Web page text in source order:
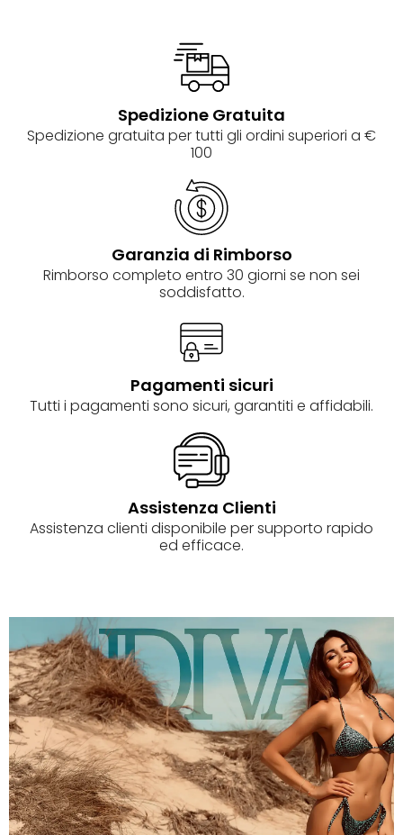
Spedizione Gratuita
Spedizione gratuita per tutti gli ordini superiori a €
100
Garanzia di Rimborso
Rimborso completo entro 30 giorni se non sei
soddisfatto.
Pagamenti sicuri
Tutti i pagamenti sono sicuri, garantiti e affidabili.
Assistenza Clienti
Assistenza clienti disponibile per supporto rapido
ed efficace.